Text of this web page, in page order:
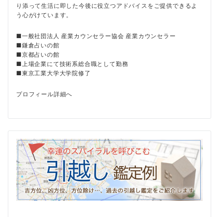
り添って生活に即した今後に役立つアドバイスをご提供できるよ
う心がけています。
■一般社団法人 産業カウンセラー協会 産業カウンセラー
■鎌倉占いの館
■京都占いの館
■上場企業にて技術系総合職として勤務
■東京工業大学大学院修了
プロフィール詳細へ